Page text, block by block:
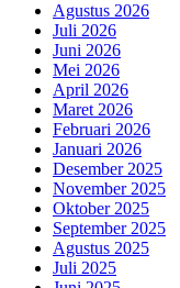
Agustus 2026
Juli 2026
Juni 2026
Mei 2026
April 2026
Maret 2026
Februari 2026
Januari 2026
Desember 2025
November 2025
Oktober 2025
September 2025
Agustus 2025
Juli 2025